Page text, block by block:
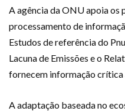
A agência da ONU apoia os
processamento de
Estudos de referência do
Lacuna de Emissões e o
fornecem informação crítica
A adaptação baseada no